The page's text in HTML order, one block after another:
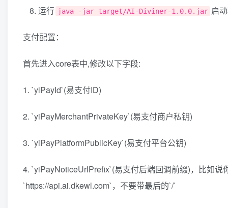
运行 java -jar target/AI-Diviner-1.0.0.jar 启
支付配置：
首先进入core表中,修改以下字段:
1. `yiPayId`(易支付ID)
2. `yiPayMerchantPrivateKey`(易支付商户私钥)
3. `yiPayPlatformPublicKey`(易支付平台公钥)
4. `yiPayNoticeUrlPrefix`(易支付后端回调前缀)，比如
`https://api.ai.dkewl.com`，不要带最后的`/`